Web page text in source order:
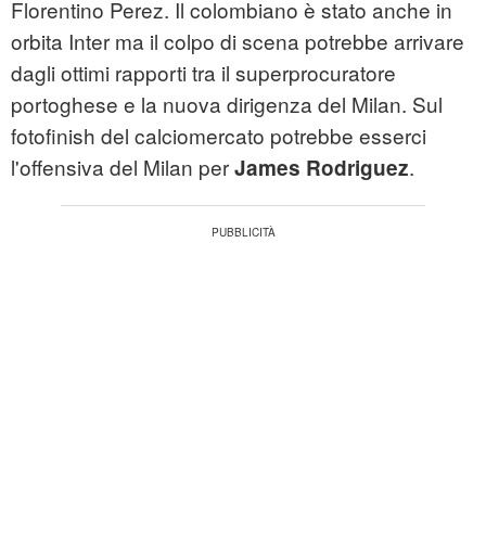
Florentino Perez. Il colombiano è stato anche in
orbita Inter ma il colpo di scena potrebbe arrivare
dagli ottimi rapporti tra il superprocuratore
portoghese e la nuova dirigenza del Milan. Sul
fotofinish del calciomercato potrebbe esserci
l'offensiva del Milan perJames Rodriguez.